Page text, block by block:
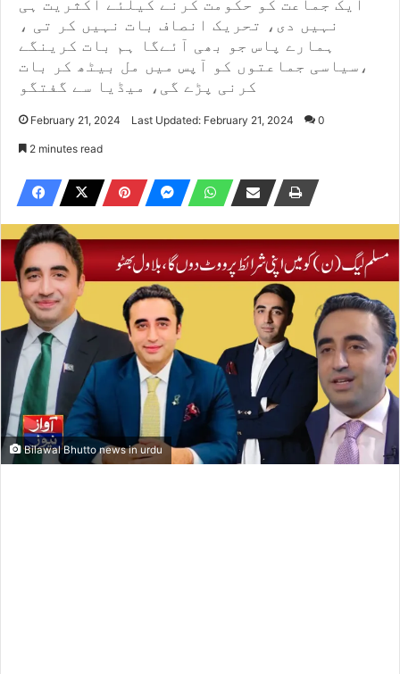
ایک جماعت کو حکومت کرنے کیلئے اکثریت ہی
نہیں دی، تحریک انصاف بات نہیں کر تی ،
ہمارے پاس جو بھی آئےگا ہم بات کرینگے
،سیاسی جماعتوں کو آپس میں مل بیٹھ کر بات
کرنی پڑے گی، میڈیا سے گفتگو
February 21, 2024 Last Updated: February 21, 2024 0
2 minutes read
Bilawal Bhutto news in urdu